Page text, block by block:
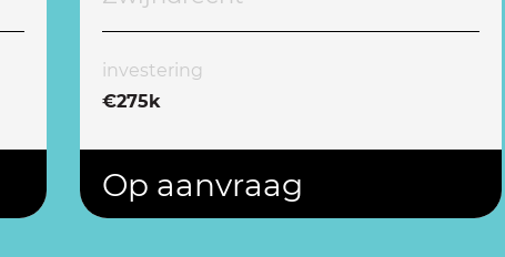
investering
€275k
Op aanvraag